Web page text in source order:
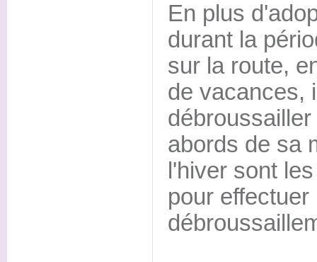
En plus
durant la
sur la route,
de vacances,
abords de sa
l'hiver sont
pour